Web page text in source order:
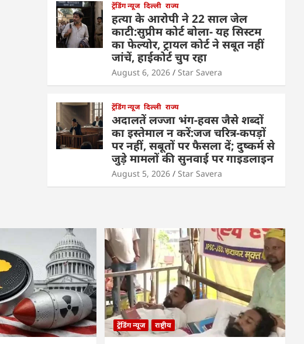
ट्रेंडिंग न्यूज दिल्ली राज्य
हत्या के आरोपी ने 22 साल जेल
काटी:सुप्रीम कोर्ट बोला- यह सिस्टम
का फेल्योर, ट्रायल कोर्ट ने सबूत नहीं
जांचें, हाईकोर्ट चुप रहा
August 6, 2026 Star Savera
ट्रेंडिंग न्यूज दिल्ली राज्य
अदालतें लज्जा भंग-हवस जैसे शब्दों
का इस्तेमाल न करें:जज चरित्र-कपड़ों
पर नहीं, सबूतों पर फैसला दें; दुष्कर्म से
जुड़े मामलों की सुनवाई पर गाइडलाइन
August 5, 2026 Star Savera
ट्रेंडिंग न्यूज राष्ट्रीय